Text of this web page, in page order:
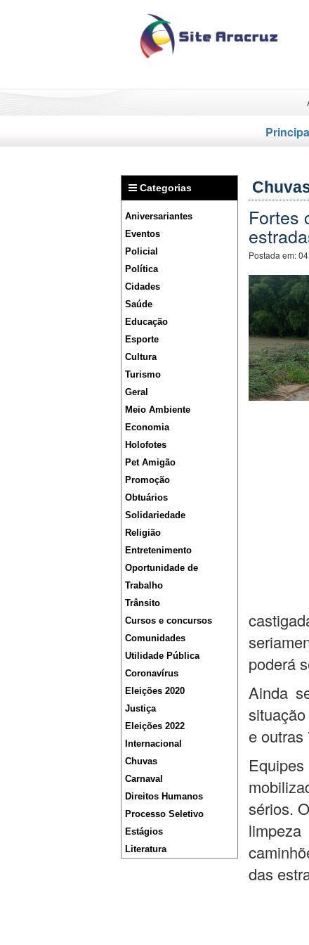
Categorias
Aniversariantes
Eventos
Policial
Política
Cidades
Saúde
Educação
Esporte
Cultura
Turismo
Geral
Meio Ambiente
Economia
Holofotes
Pet Amigão
Promoção
Obtuários
Solidariedade
Religião
Entretenimento
Oportunidade de
Trabalho
Trânsito
Cursos e concursos
Comunidades
Utilidade Pública
Coronavírus
Eleições 2020
Justiça
Eleições 2022
Internacional
Chuvas
Carnaval
Direitos Humanos
Processo Seletivo
Estágios
Literatura
Fortes
Postada em:
poderá
Ainda
e outras
sérios.
das